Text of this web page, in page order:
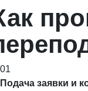
01
Подача заявки и